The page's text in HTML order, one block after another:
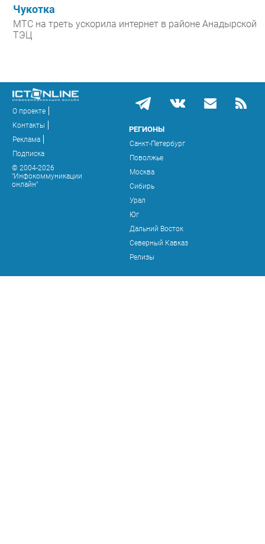
Чукотка
МТС на треть ускорила интернет в районе Анадырской
ТЭЦ
О проекте
Контакты
Реклама
Подписка
© 2004-2026
"Инфокоммуникации
онлайн"
РЕГИОНЫ
Санкт-Петербург
Поволжье
Москва
Сибирь
Урал
Юг
Дальний Восток
Северный Кавказ
Релизы